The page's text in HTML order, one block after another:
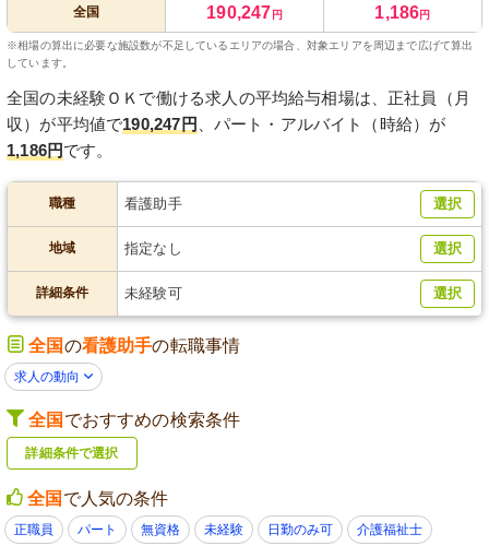
全国 190,247 円 1,186円
※相場の算出に必要な施設数が不足しているエリアの場合、対象エリアを周辺まで広げて算出
しています。
全国の未経験ＯＫで働ける求人の平均給与相場は、正社員（月
収）が平均値で190,247円
、パート・アルバイト（時給）が
1,186円です。
職種 看護助手 選択
地域 指定なし 選択
詳細条件 未経験可 選択
全国の看護助手の転職事情
求人の動向
全国 でおすすめの検索条件
詳細条件で選択
全国 で人気の条件
正職員 パート 無資格 未経験 日勤のみ可 介護福祉士